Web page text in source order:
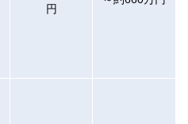
円